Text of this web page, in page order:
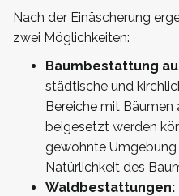
Nach der Einäscherung
zwei Möglichkeiten:
Baumbestattung
städtische und
Bereiche mit Bäumen
beigesetzt werden
gewohnte
Natürlichkeit des
Waldbestattungen: